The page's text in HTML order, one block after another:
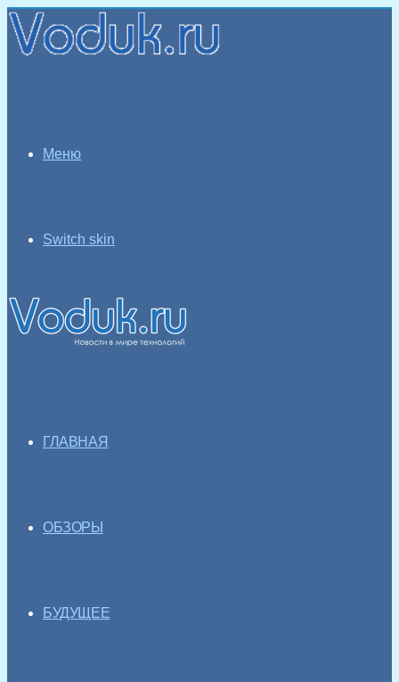
Меню
Switch skin
ГЛАВНАЯ
ОБЗОРЫ
БУДУЩЕЕ